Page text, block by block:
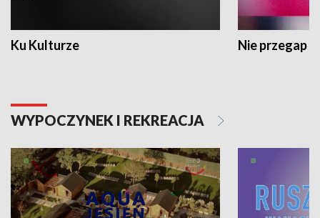
Ku Kulturze Nie przegap
WYPOCZYNEK I REKREACJA